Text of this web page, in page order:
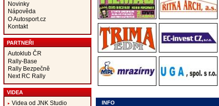
Novinky
Nápověda
O Autosport.cz
Kontakt
PARTNEŘI
Autoklub ČR
Rally-Base
Rally Bezpečně
Next RC Rally
VIDEA
Videa od JNK Studio
INFO